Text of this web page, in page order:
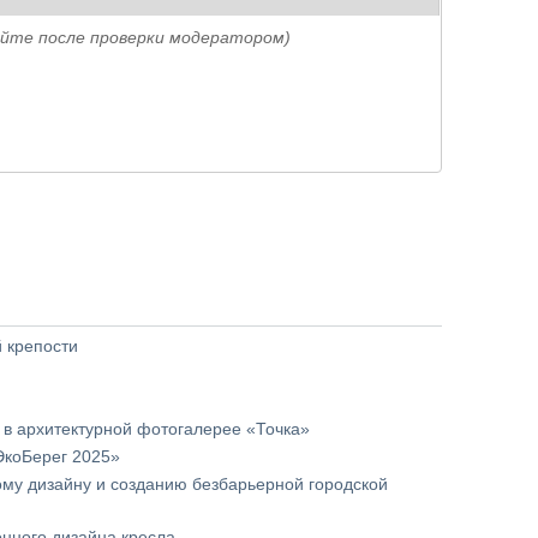
после проверки модератором)
крепости
архитектурной фотогалерее «Точка»
2025»
дизайну и созданию безбарьерной городской